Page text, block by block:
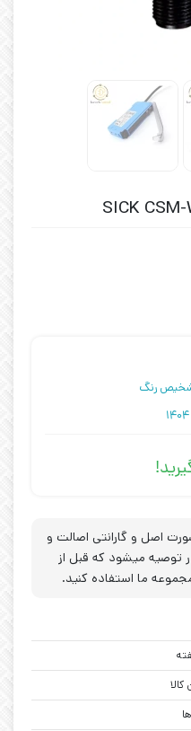
رنگ
اصل و گارانتی اصالت و
توصیه میشود که قبل از
ما استفاده کنید.